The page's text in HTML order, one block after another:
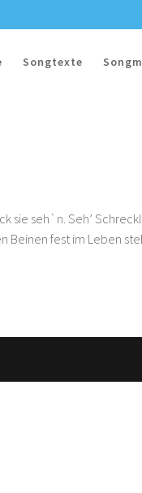
Songtexte
sie seh`n. Seh’
Beinen fest im Leben